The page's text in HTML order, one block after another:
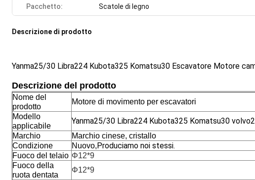
Pacchetto: Scatole di legno
Descrizione di prodotto
Yanma25/30 Libra224 Kubota325 Komatsu30 Escavatore Motore
Descrizione del prodotto
Nome del
prodotto
Motore di movimento per escavatori
Modello
applicabile
Yanma25/30 Libra224 Kubota325 Komatsu30
Marchio
Marchio cinese, cristallo
Condizione
Nuovo,Produciamo noi stessi.
Fuoco del telaio Φ12*9
Fuoco della
ruota dentata
Φ12*9